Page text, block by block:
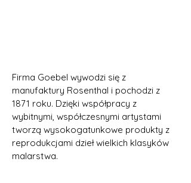
Firma Goebel wywodzi się z
manufaktury Rosenthal i pochodzi z
1871 roku. Dzięki współpracy z
wybitnymi, współczesnymi artystami
tworzą wysokogatunkowe produkty z
reprodukcjami dzieł wielkich klasyków
malarstwa.